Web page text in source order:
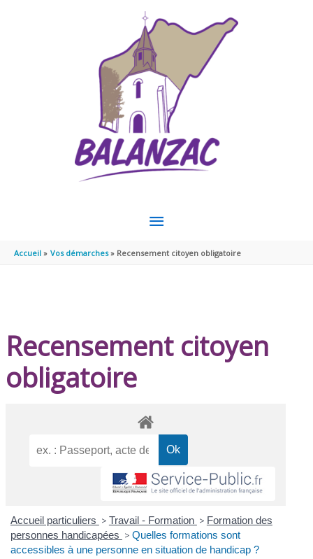
MENU
PRINCIPAL
Accueil Vos démarches Recensement citoyen obligatoire
Recensement citoyen
obligatoire
Accueil particuliers > Travail - Formation > Formation des
personnes handicapées > Quelles formations sont
accessibles à une personne en situation de handicap ?